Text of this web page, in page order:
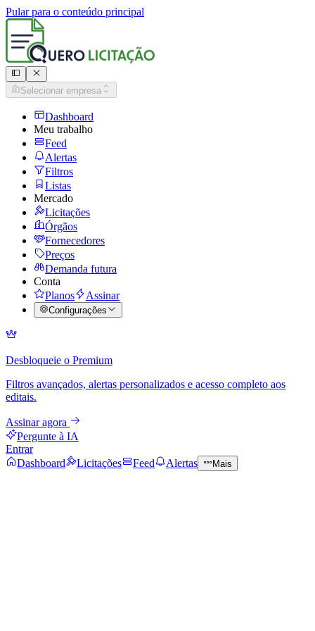
Pular para o conteúdo principal
Selecionar empresa
Dashboard
Meu trabalho
Feed
Alertas
Filtros
Listas
Mercado
Licitações
Órgãos
Fornecedores
Preços
Demanda futura
Conta
Planos
Assinar
Configurações
Desbloqueie o Premium
Filtros avançados, alertas personalizados e acesso completo aos
editais.
Assinar agora
Pergunte à IA
Entrar
Dashboard
Licitações Feed Alertas Mais